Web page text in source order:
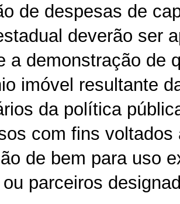
de despesas de
deverão ser
a demonstração de
imóvel resultante
da política
com fins
de bem para uso
parceiros